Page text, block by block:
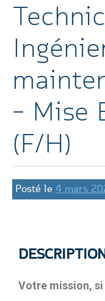
– Mise
(F/H)
Posté le 4 mars
Votre mission, si